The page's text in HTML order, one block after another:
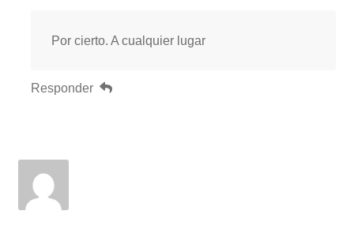
Por cierto. A cualquier lugar
Responder